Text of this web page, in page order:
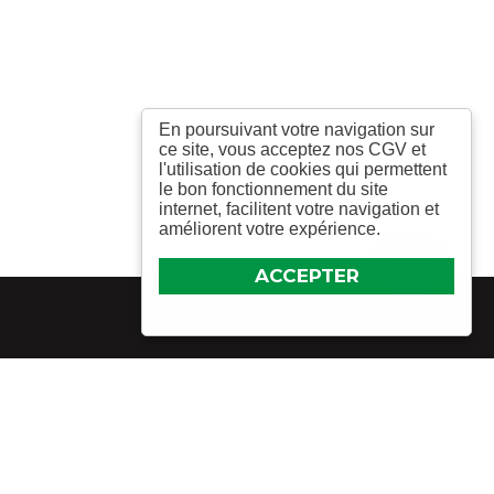
ACCEPTER
En poursuivant votre navigation sur
ce site, vous acceptez nos CGV et
l'utilisation de cookies qui permettent
le bon fonctionnement du site
internet, facilitent votre navigation et
améliorent votre expérience.